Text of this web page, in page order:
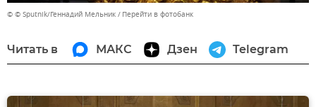
© © Sputnik/Геннадий Мельник Перейти в фотобанк
Читать в МАКС Дзен Telegram